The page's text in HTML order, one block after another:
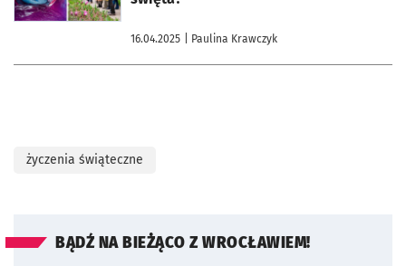
16.04.2025 | Paulina Krawczyk
życzenia świąteczne
BĄDŹ NA BIEŻĄCO Z WROCŁAWIEM!